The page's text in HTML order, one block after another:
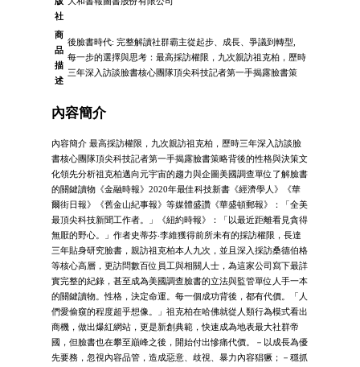
社
商
品
描
述
後臉書時代: 完整解讀社群霸主從起步、成長、爭議到轉型,
每一步的選擇與思考：最高採訪權限，九次親訪祖克柏，歷時
三年深入訪談臉書核心團隊頂尖科技記者第一手揭露臉書策
內容簡介
內容簡介 最高採訪權限，九次親訪祖克柏，歷時三年深入訪談臉
書核心團隊頂尖科技記者第一手揭露臉書策略背後的性格與決策文
化領先分析祖克柏邁向元宇宙的趨力與企圖美國調查單位了解臉書
的關鍵讀物《金融時報》2020年最佳科技新書《經濟學人》《華
爾街日報》《舊金山紀事報》等媒體盛讚《華盛頓郵報》：「全美
最頂尖科技新聞工作者。」《紐約時報》：「以最近距離看見貪得
無厭的野心。」作者史蒂芬‧李維獲得前所未有的採訪權限，長達
三年貼身研究臉書，親訪祖克柏本人九次，並且深入採訪桑德伯格
等核心高層，更訪問數百位員工與相關人士，為這家公司寫下最詳
實完整的紀錄，甚至成為美國調查臉書的立法與監管單位人手一本
的關鍵讀物。性格，決定命運。每一個成功背後，都有代價。「人
們愛偷窺的程度超乎想像。」祖克柏在哈佛就從人類行為模式看出
商機，做出爆紅網站，更是新創典範，快速成為地表最大社群帝
國，但臉書也在攀至巔峰之後，開始付出慘痛代價。－以成長為優
先要務，忽視內容品管，造成惡意、歧視、暴力內容猖獗；－穩抓